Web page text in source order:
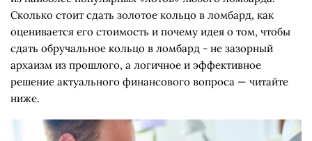
Сколько стоит сдать золотое кольцо в ломбард, как
оценивается его стоимость и почему идея о том, чтобы
сдать обручальное кольцо в ломбард - не зазорный
архаизм из прошлого, а логичное и эффективное
решение актуального финансового вопроса — читайте
ниже.